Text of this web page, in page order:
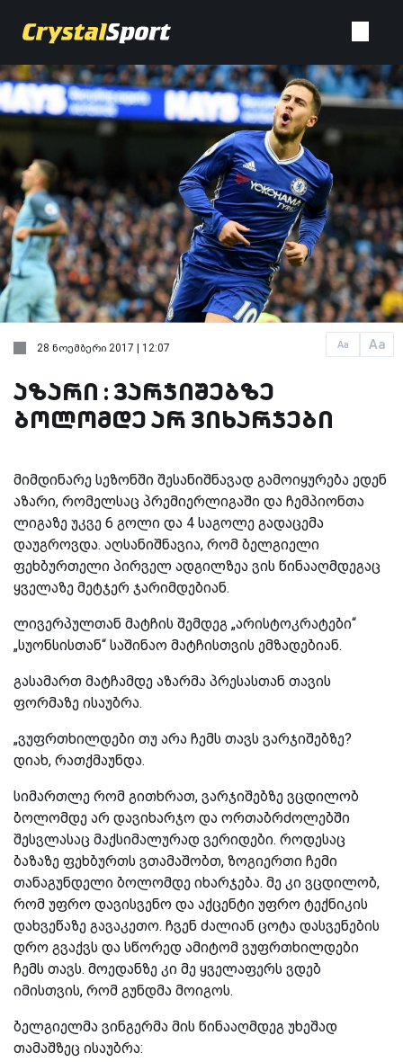
Aa Aa
28 ნოემბერი 2017 | 12:07
აზარი : ვარჯიშებზე
ბოლომდე არ ვიხარჯები
მიმდინარე სეზონში შესანიშნავად გამოიყურება ედენ
აზარი, რომელსაც პრემიერლიგაში და ჩემპიონთა
ლიგაზე უკვე 6 გოლი და 4 საგოლე გადაცემა
დაუგროვდა. აღსანიშნავია, რომ ბელგიელი
ფეხბურთელი პირველ ადგილზეა ვის წინააღმდეგაც
ყველაზე მეტჯერ ჯარიმდებიან.
ლივერპულთან მატჩის შემდეგ „არისტოკრატები“
„სუონსისთან“ საშინაო მატჩისთვის ემზადებიან.
გასამართ მატჩამდე აზარმა პრესასთან თავის
ფორმაზე ისაუბრა.
„ვუფრთხილდები თუ არა ჩემს თავს ვარჯიშებზე?
დიახ, რათქმაუნდა.
სიმართლე რომ გითხრათ, ვარჯიშებზე ვცდილობ
ბოლომდე არ დავიხარჯო და ორთაბრძოლებში
შესვლასაც მაქსიმალურად ვერიდები. როდესაც
ბაზაზე ფეხბურთს ვთამაშობთ, ზოგიერთი ჩემი
თანაგუნდელი ბოლომდე იხარჯება. მე კი ვცდილობ,
რომ უფრო დავისვენო და აქცენტი უფრო ტექნიკის
დახვეწაზე გავაკეთო. ჩვენ ძალიან ცოტა დასვენების
დრო გვაქვს და სწორედ ამიტომ ვუფრთხილდები
ჩემს თავს. მოედანზე კი მე ყველაფერს ვდებ
იმისთვის, რომ გუნდმა მოიგოს.
ბელგიელმა ვინგერმა მის წინააღმდეგ უხეშად
თამაშზეც ისაუბრა: